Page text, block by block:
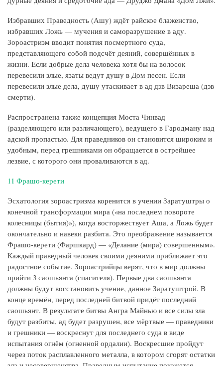
Избравших Праведность (Ашу) ждёт райское блаженство,
избравших Ложь — мучения и саморазрушение в аду.
Зороастризм вводит понятия посмертного суда,
представляющего собой подсчёт деяний, совершённых в
жизни. Если добрые дела человека хотя бы на волосок
перевесили злые, язаты ведут душу в Дом песен. Если
перевесили злые дела, душу утаскивает в ад дэв Визареша (дэв
смерти).
Распространена также концепция Моста Чинвад
(разделяющего или различающего), ведущего в Гародману над
адской пропастью. Для праведников он становится широким и
удобным, перед грешниками он обращается в острейшее
лезвие, с которого они проваливаются в ад.
11 Фрашо-керети
Эсхатология зороастризма коренится в учении Заратуштры о
конечной трансформации мира («на последнем повороте
колесницы (бытия)»), когда восторжествует Аша, а Ложь будет
окончательно и навеки разбита. Это преображение называется
Фрашо-керети (Фаршкард) — «Делание (мира) совершенным».
Каждый праведный человек своими деяними приближает это
радостное событие. Зороастрийцы верят, что в мир должны
прийти 3 саошьянта (спасителя). Первые два саошьянта
должны будут восстановить учение, данное Заратуштрой. В
конце времён, перед последней битвой придёт последний
саошьянт. В результате битвы Ангра Майнью и все силы зла
будут разбиты, ад будет разрушен, все мёртвые — праведники
и грешники — воскреснут для последнего суда в виде
испытания огнём (огненной ордалии). Воскресшие пройдут
через поток расплавленного металла, в котором сгорят остатки